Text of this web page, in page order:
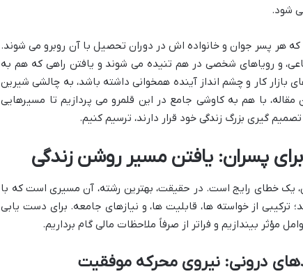
شود.
هر پسر جوان و خانواده اش در دوران تحصیل با آن روبرو می شوند.
و رویاهای شخصی در هم تنیده می شوند و یافتن راهی که هم به
بازار کار و چشم انداز آینده همخوانی داشته باشد، به چالشی شیرین
با هم به کاوشی جامع در این قلمرو می پردازیم تا مسیرهایی
گیری بزرگ زندگی خود قرار دارند، ترسیم کنیم.
پسران: یافتن مسیر روشن زندگی
یک خطای رایج است. در حقیقت، بهترین رشته، آن مسیری است که با
از خواسته ها، قابلیت ها، و نیازهای جامعه. برای دست یابی
مؤثر بیندازیم و فراتر از صرفاً ملاحظات مالی گام برداریم.
درونی: نیروی محرکه موفقیت